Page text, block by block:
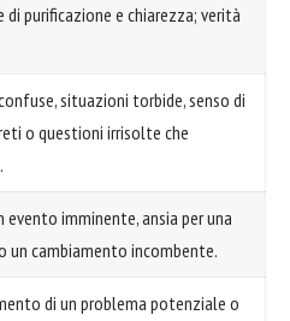
purificazione e chiarezza; verità
situazioni torbide, senso di
o questioni irrisolte che
evento imminente, ansia per una
un cambiamento incombente.
di un problema potenziale o